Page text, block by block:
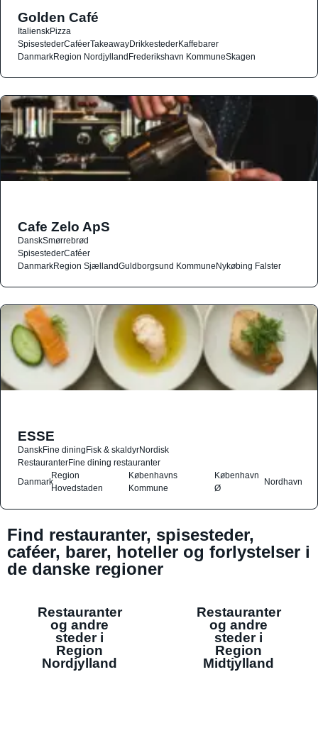
Golden Café
ItalienskPizza
SpisestederCaféerTakeawayDrikkestederKaffebarer
DanmarkRegion NordjyllandFrederikshavn KommuneSkagen
Cafe Zelo ApS
DanskSmørrebrød
SpisestederCaféer
DanmarkRegion SjællandGuldborgsund KommuneNykøbing Falster
ESSE
DanskFine diningFisk & skaldyrNordisk
RestauranterFine dining restauranter
Danmark
Region
Hovedstaden
Københavns
Kommune
København
Ø
Nordhavn
Find restauranter, spisesteder,
caféer, barer, hoteller og forlystelser i
de danske regioner
Restauranter
og andre
steder i
Region
Nordjylland
Restauranter
og andre
steder i
Region
Midtjylland